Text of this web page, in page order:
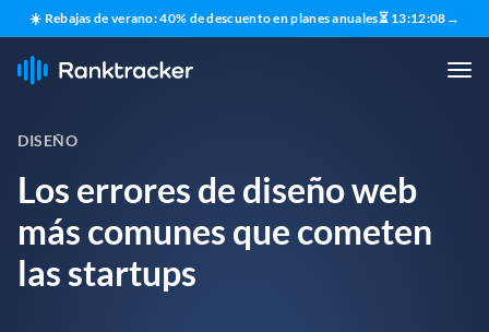
☀️ Rebajas de verano: 40% de descuento en planes anuales⏳ 13:12:07 →
DISEÑO
Los errores de diseño web
más comunes que cometen
las startups